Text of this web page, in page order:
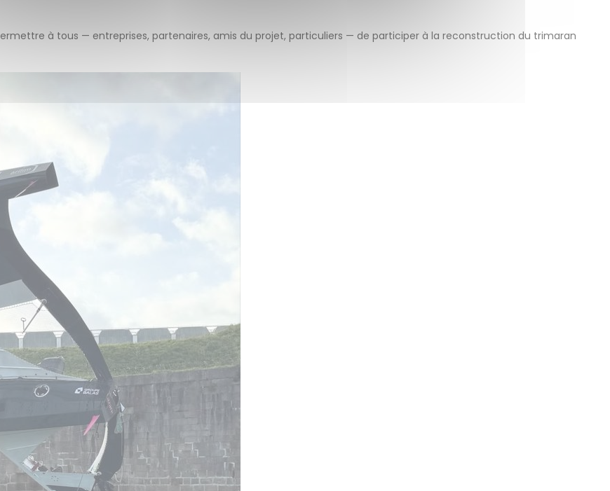
à tous — entreprises, partenaires, amis du projet, particuliers — de participer à la reconstruction du trimaran